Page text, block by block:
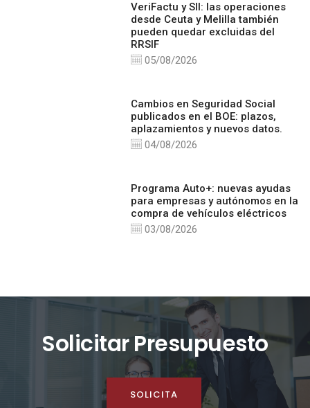
VeriFactu y SII: las operaciones
desde Ceuta y Melilla también
pueden quedar excluidas del
RRSIF
05/08/2026
Cambios en Seguridad Social
publicados en el BOE: plazos,
aplazamientos y nuevos datos.
04/08/2026
Programa Auto+: nuevas ayudas
para empresas y autónomos en la
compra de vehículos eléctricos
03/08/2026
Solicitar Presupuesto
SOLICITA